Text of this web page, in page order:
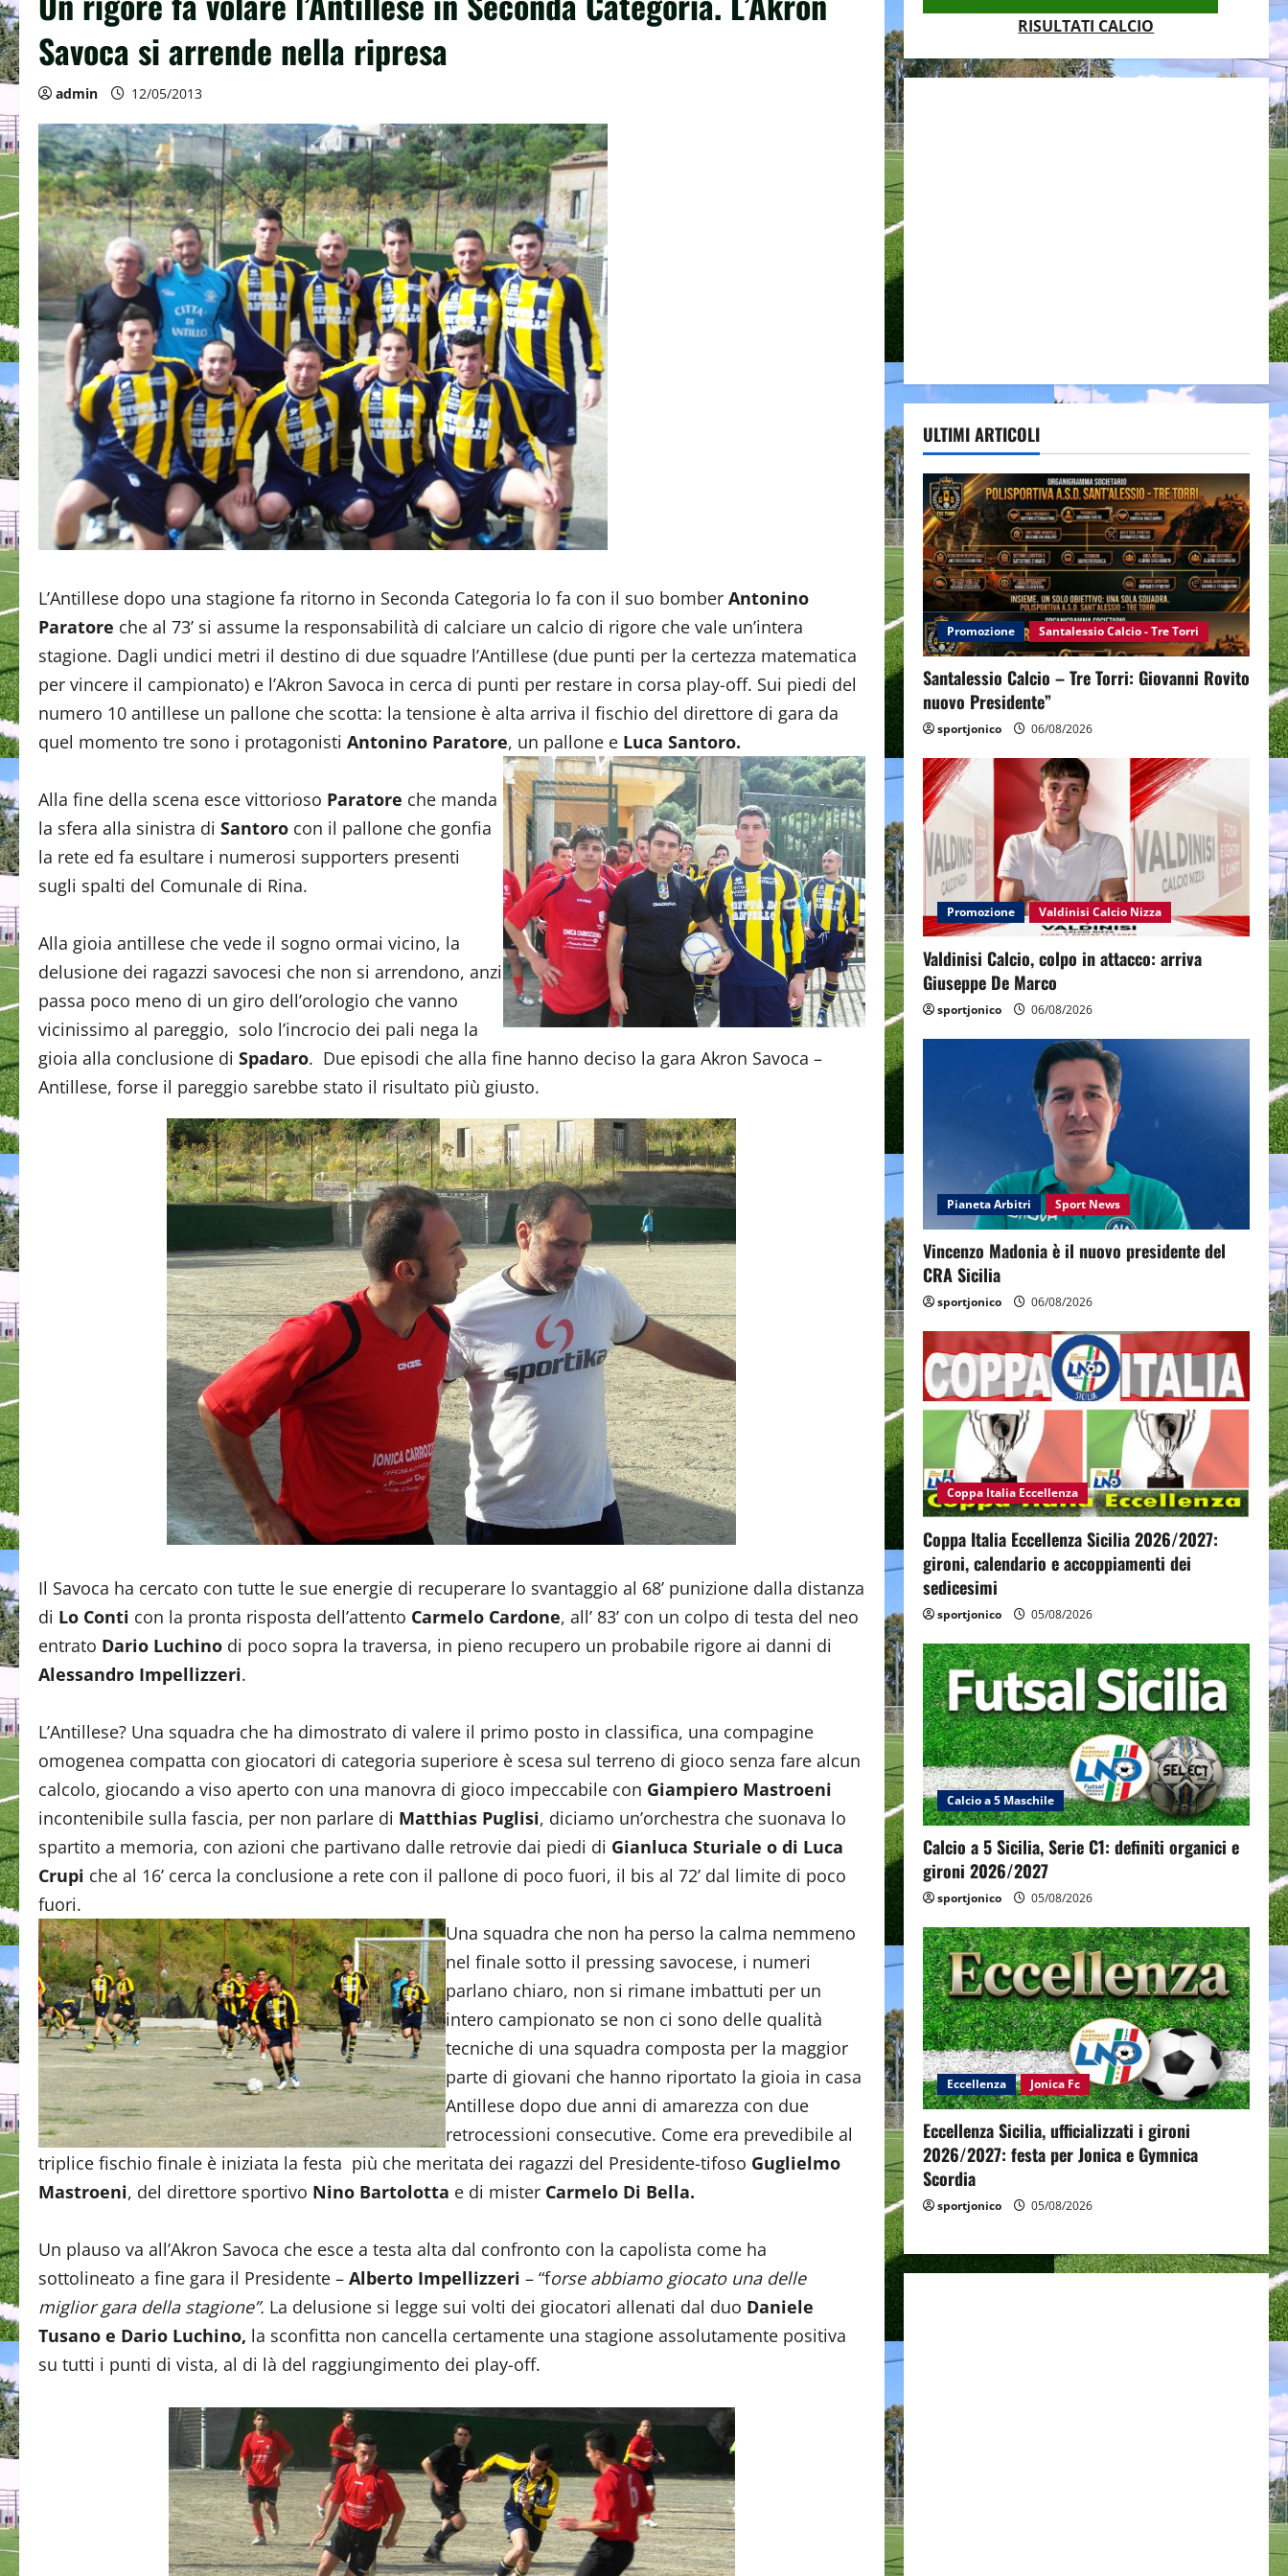
Savoca si arrende nella ripresa
admin 12/05/2013
L’Antillese dopo una stagione fa ritorno in Seconda Categoria lo fa con il suo bomber Antonino
Paratore che al 73’ si assume la responsabilità di calciare un calcio di rigore che vale un’intera
stagione. Dagli undici metri il destino di due squadre l’Antillese (due punti per la certezza matematica
per vincere il campionato) e l’Akron Savoca in cerca di punti per restare in corsa play-off. Sui piedi del
numero 10 antillese un pallone che scotta: la tensione è alta arriva il fischio del direttore di gara da
quel momento tre sono i protagonisti Antonino Paratore, un pallone e Luca Santoro.
Alla fine della scena esce vittorioso Paratore che manda
la sfera alla sinistra di Santoro con il pallone che gonfia
la rete ed fa esultare i numerosi supporters presenti
sugli spalti del Comunale di Rina.
Alla gioia antillese che vede il sogno ormai vicino, la
delusione dei ragazzi savocesi che non si arrendono, anzi
passa poco meno di un giro dell’orologio che vanno
vicinissimo al pareggio, solo l’incrocio dei pali nega la
gioia alla conclusione di Spadaro. Due episodi che alla fine hanno deciso la gara Akron Savoca –
Antillese, forse il pareggio sarebbe stato il risultato più giusto.
Il Savoca ha cercato con tutte le sue energie di recuperare lo svantaggio al 68’ punizione dalla distanza
di Lo Conti con la pronta risposta dell’attento Carmelo Cardone, all’ 83’ con un colpo di testa del neo
entrato Dario Luchino di poco sopra la traversa, in pieno recupero un probabile rigore ai danni di
Alessandro Impellizzeri.
L’Antillese? Una squadra che ha dimostrato di valere il primo posto in classifica, una compagine
omogenea compatta con giocatori di categoria superiore è scesa sul terreno di gioco senza fare alcun
calcolo, giocando a viso aperto con una manovra di gioco impeccabile con Giampiero Mastroeni
incontenibile sulla fascia, per non parlare di Matthias Puglisi, diciamo un’orchestra che suonava lo
spartito a memoria, con azioni che partivano dalle retrovie dai piedi di Gianluca Sturiale o di Luca
Crupi che al 16’ cerca la conclusione a rete con il pallone di poco fuori, il bis al 72’ dal limite di poco
fuori.
Una squadra che non ha perso la calma nemmeno
nel finale sotto il pressing savocese, i numeri
parlano chiaro, non si rimane imbattuti per un
intero campionato se non ci sono delle qualità
tecniche di una squadra composta per la maggior
parte di giovani che hanno riportato la gioia in casa
Antillese dopo due anni di amarezza con due
retrocessioni consecutive. Come era prevedibile al
triplice fischio finale è iniziata la festa più che meritata dei ragazzi del Presidente-tifoso Guglielmo
Mastroeni, del direttore sportivo Nino Bartolotta e di mister Carmelo Di Bella.
Un plauso va all’Akron Savoca che esce a testa alta dal confronto con la capolista come ha
sottolineato a fine gara il Presidente – Alberto Impellizzeri – “forse abbiamo giocato una delle
miglior gara della stagione”. La delusione si legge sui volti dei giocatori allenati dal duo Daniele
Tusano e Dario Luchino, la sconfitta non cancella certamente una stagione assolutamente positiva
su tutti i punti di vista, al di là del raggiungimento dei play-off.
RISULTATI CALCIO
ULTIMI ARTICOLI
Promozione Santalessio Calcio - Tre Torri
Santalessio Calcio – Tre Torri: Giovanni Rovito
nuovo Presidente”
sportjonico 06/08/2026
Promozione Valdinisi Calcio Nizza
Valdinisi Calcio, colpo in attacco: arriva
Giuseppe De Marco
sportjonico 06/08/2026
Pianeta Arbitri Sport News
Vincenzo Madonia è il nuovo presidente del
CRA Sicilia
sportjonico 06/08/2026
Coppa Italia Eccellenza
Coppa Italia Eccellenza Sicilia 2026/2027:
gironi, calendario e accoppiamenti dei
sedicesimi
sportjonico 05/08/2026
Calcio a 5 Maschile
Calcio a 5 Sicilia, Serie C1: definiti organici e
gironi 2026/2027
sportjonico 05/08/2026
Eccellenza Jonica Fc
Eccellenza Sicilia, ufficializzati i gironi
2026/2027: festa per Jonica e Gymnica
Scordia
sportjonico 05/08/2026